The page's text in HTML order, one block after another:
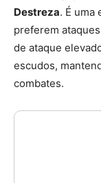
Destreza. É uma
preferem
de ataque
escudos,
combates.